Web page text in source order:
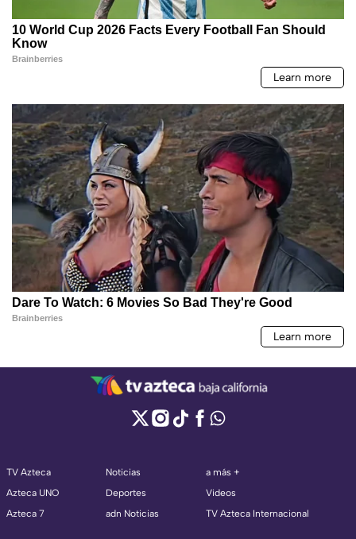
TV Azteca
Azteca UNO
Azteca 7
Noticias
Deportes
adn Noticias
a más +
Videos
TV Azteca Internacional